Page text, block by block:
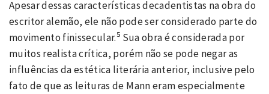
Apesar dessas características decadentistas na obra do
escritor alemão, ele não pode ser considerado parte do
movimento finissecular.5 Sua obra é considerada por
muitos realista crítica, porém não se pode negar as
influências da estética literária anterior, inclusive pelo
fato de que as leituras de Mann eram especialmente